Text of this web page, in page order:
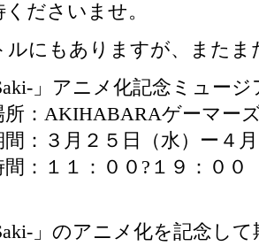
くださいませ。
ルにもありますが、またま
」アニメ化記念ミュー
所：AKIHABARAゲーマー
間：３月２５日（水）ー４
間：１１：００?１９：００
」のアニメ化を記念し